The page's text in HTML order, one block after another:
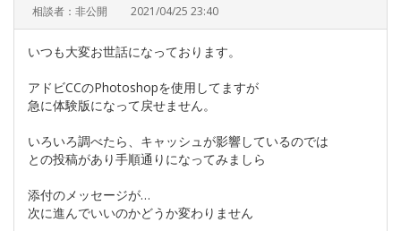
相談者：非公開 2021/04/25 23:40
いつも大変お世話になっております。
アドビCCのPhotoshopを使用してますが
急に体験版になって戻せません。
いろいろ調べたら、キャッシュが影響しているのでは
との投稿があり手順通りになってみましら
添付のメッセージが…
次に進んでいいのかどうか変わりません